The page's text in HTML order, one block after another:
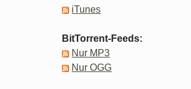
iTunes
BitTorrent-Feeds:
Nur MP3
Nur OGG